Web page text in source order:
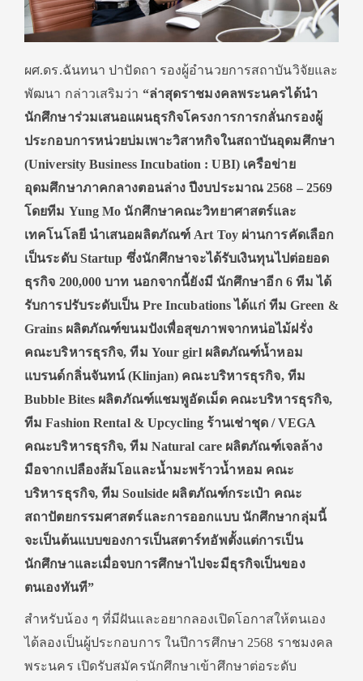
ผศ.ดร.ฉันทนา ปาปัดถา รองผู้อำนวยการสถาบันวิจัยและ
พัฒนา กล่าวเสริมว่า “ล่าสุดราชมงคลพระนครได้นำ
นักศึกษาร่วมเสนอแผนธุรกิจโครงการการกลั่นกรองผู้
ประกอบการหน่วยบ่มเพาะวิสาหกิจในสถาบันอุดมศึกษา
(University Business Incubation : UBI) เครือข่าย
อุดมศึกษาภาคกลางตอนล่าง ปีงบประมาณ 2568 – 2569
โดยทีม Yung Mo นักศึกษาคณะวิทยาศาสตร์และ
เทคโนโลยี นำเสนอผลิตภัณฑ์ Art Toy ผ่านการคัดเลือก
เป็นระดับ Startup ซึ่งนักศึกษาจะได้รับเงินทุนไปต่อยอด
ธุรกิจ 200,000 บาท นอกจากนี้ยังมี นักศึกษาอีก 6 ทีม ได้
รับการปรับระดับเป็น Pre Incubations ได้แก่ ทีม Green &
Grains ผลิตภัณฑ์ขนมปังเพื่อสุขภาพจากหน่อไม้ฝรั่ง
คณะบริหารธุรกิจ, ทีม Your girl ผลิตภัณฑ์น้ำหอม
แบรนด์กลิ่นจันทน์ (Klinjan) คณะบริหารธุรกิจ, ทีม
Bubble Bites ผลิตภัณฑ์แชมพูอัดเม็ด คณะบริหารธุรกิจ,
ทีม Fashion Rental & Upcycling ร้านเช่าชุด / VEGA
คณะบริหารธุรกิจ, ทีม Natural care ผลิตภัณฑ์เจลล้าง
มือจากเปลืองส้มโอและน้ำมะพร้าวน้ำหอม คณะ
บริหารธุรกิจ, ทีม Soulside ผลิตภัณฑ์กระเป๋า คณะ
สถาปัตยกรรมศาสตร์และการออกแบบ นักศึกษากลุ่มนี้
จะเป็นต้นแบบของการเป็นสตาร์ทอัพตั้งแต่การเป็น
นักศึกษาและเมื่อจบการศึกษาไปจะมีธุรกิจเป็นของ
ตนเองทันที”
สำหรับน้อง ๆ ที่มีฝันและอยากลองเปิดโอกาสให้ตนเอง
ได้ลองเป็นผู้ประกอบการ ในปีการศึกษา 2568 ราชมงคล
พระนคร เปิดรับสมัครนักศึกษาเข้าศึกษาต่อระดับ